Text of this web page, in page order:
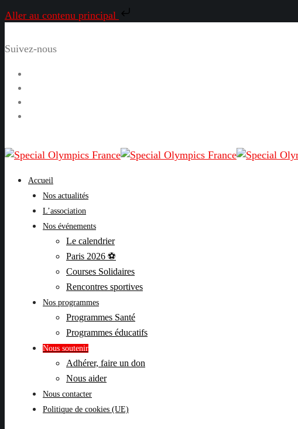
Aller au contenu principal
Suivez-nous
Accueil
Nos actualités
L’association
Nos événements
Le calendrier
Paris 2026 ⚽
Courses Solidaires
Rencontres sportives
Nos programmes
Programmes Santé
Programmes éducatifs
Nous soutenir
Adhérer, faire un don
Nous aider
Nous contacter
Politique de cookies (UE)